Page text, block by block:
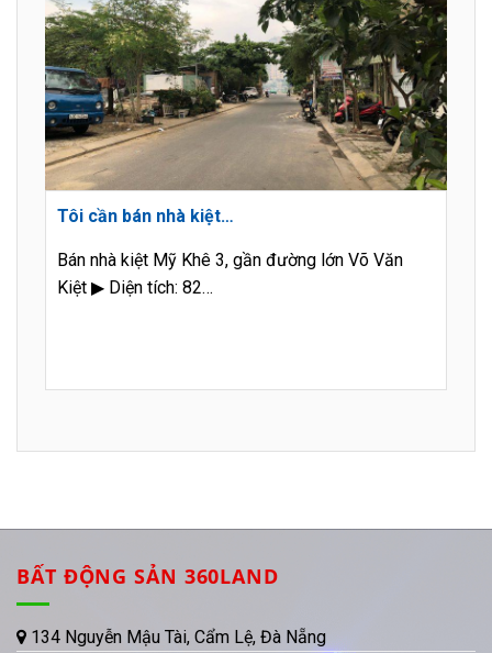
Tôi cần bán nhà kiệt…
Bán nhà kiệt Mỹ Khê 3, gần đường lớn Võ Văn
Kiệt ▶ Diện tích: 82…
BẤT ĐỘNG SẢN 360LAND
134 Nguyễn Mậu Tài, Cẩm Lệ, Đà Nẵng